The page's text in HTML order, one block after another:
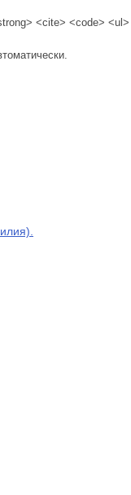
<cite> <code>